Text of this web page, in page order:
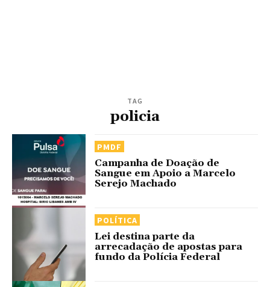
TAG
policia
PMDF
Campanha de Doação de
Sangue em Apoio a Marcelo
Serejo Machado
POLÍTICA
Lei destina parte da
arrecadação de apostas para
fundo da Polícia Federal